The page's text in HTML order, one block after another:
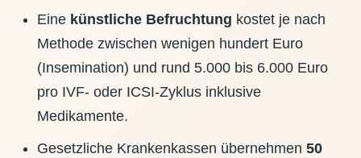
Eine künstliche Befruchtung kostet je nach
Methode zwischen wenigen hundert Euro
(Insemination) und rund 5.000 bis 6.000 Euro
pro IVF- oder ICSI-Zyklus inklusive
Medikamente.
Gesetzliche Krankenkassen übernehmen50